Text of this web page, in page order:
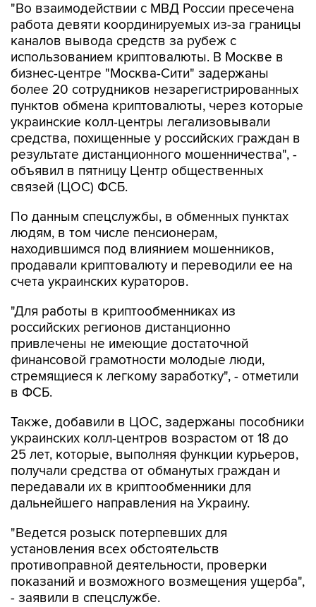
"Во взаимодействии с МВД России пресечена
работа девяти координируемых из-за границы
каналов вывода средств за рубеж с
использованием криптовалюты. В Москве в
бизнес-центре "Москва-Сити" задержаны
более 20 сотрудников незарегистрированных
пунктов обмена криптовалюты, через которые
украинские колл-центры легализовывали
средства, похищенные у российских граждан в
результате дистанционного мошенничества", -
объявил в пятницу Центр общественных
связей (ЦОС) ФСБ.
По данным спецслужбы, в обменных пунктах
людям, в том числе пенсионерам,
находившимся под влиянием мошенников,
продавали криптовалюту и переводили ее на
счета украинских кураторов.
"Для работы в криптообменниках из
российских регионов дистанционно
привлечены не имеющие достаточной
финансовой грамотности молодые люди,
стремящиеся к легкому заработку", - отметили
в ФСБ.
Также, добавили в ЦОС, задержаны пособники
украинских колл-центров возрастом от 18 до
25 лет, которые, выполняя функции курьеров,
получали средства от обманутых граждан и
передавали их в криптообменники для
дальнейшего направления на Украину.
"Ведется розыск потерпевших для
установления всех обстоятельств
противоправной деятельности, проверки
показаний и возможного возмещения ущерба",
- заявили в спецслужбе.